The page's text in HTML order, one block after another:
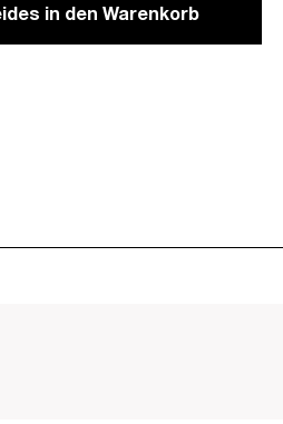
in den Warenkorb